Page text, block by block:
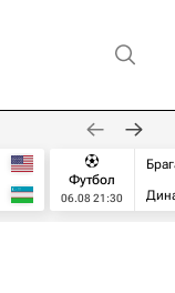
Футбол
06.08 21:30